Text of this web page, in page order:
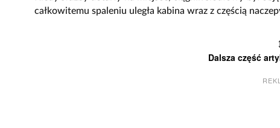
całkowitemu spaleniu uległa kabina wraz z częścią
Dalsza część